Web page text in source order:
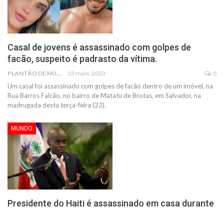
Casal de jovens é assassinado com golpes de
facão, suspeito é padrasto da vítima.
PLANTÃO DE NOTÍCIAS 23 maio, 2023 0
Um casal foi assassinado com golpes de facão dentro de um imóvel, na
Rua Barros Falcão, no bairro de Matatu de Brotas, em Salvador, na
madrugada desta terça-feira (23).
MUNDO
Presidente do Haiti é assassinado em casa durante